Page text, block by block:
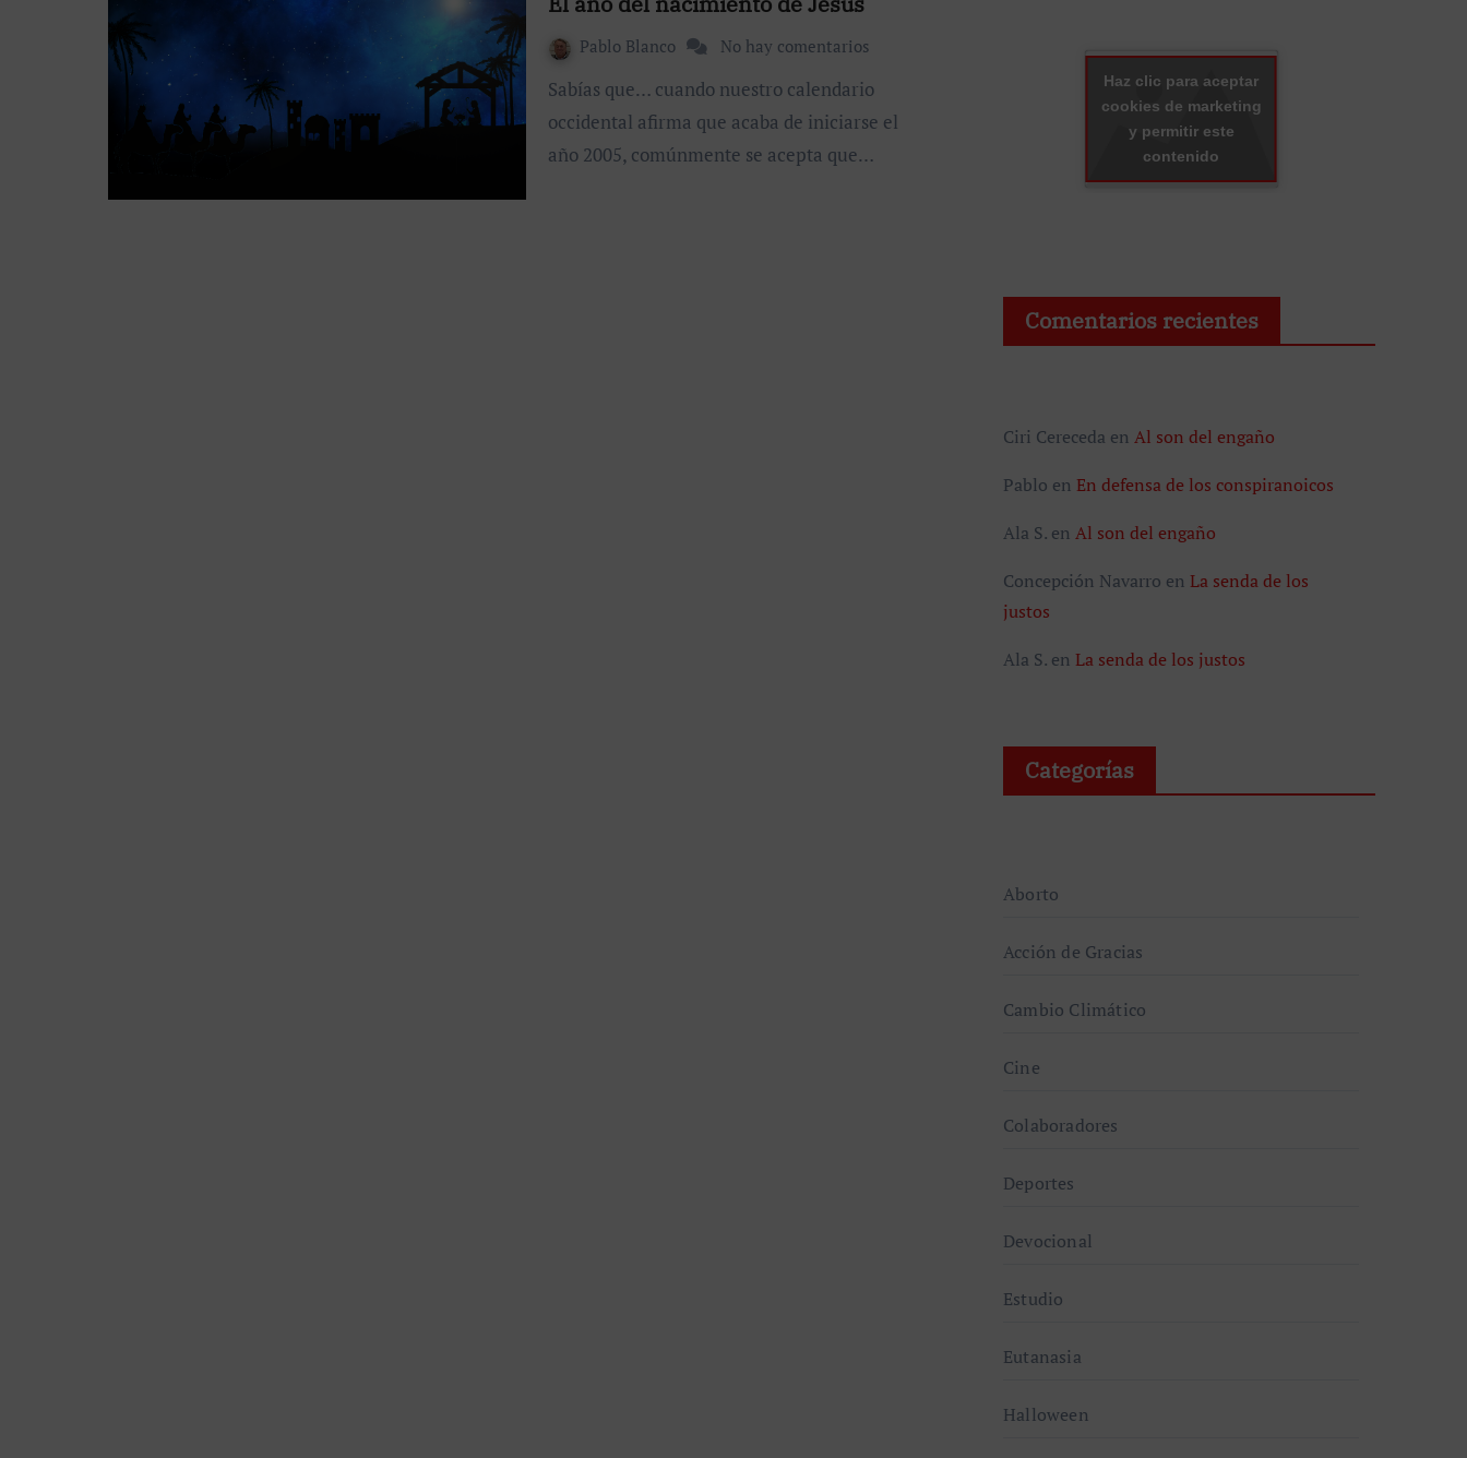
Pablo Blanco No hay comentarios
Sabías que… cuando nuestro calendario
occidental afirma que acaba de iniciarse el
año 2005, comúnmente se acepta que…
Haz clic para aceptar
cookies de marketing
y permitir este
contenido
Comentarios recientes
Ciri Cereceda en Al son del engaño
Pablo en En defensa de los conspiranoicos
Ala S. en Al son del engaño
Concepción Navarro en La senda de los
justos
Ala S. en La senda de los justos
Categorías
Aborto
Acción de Gracias
Cambio Climático
Cine
Colaboradores
Deportes
Devocional
Estudio
Eutanasia
Halloween